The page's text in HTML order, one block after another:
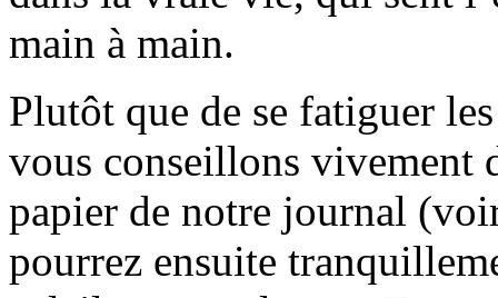
main à main.
Plutôt que de se fatiguer
vous conseillons vivement
papier de notre journal
pourrez ensuite